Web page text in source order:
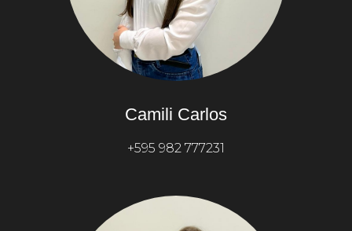
Camili Carlos
+595 982 777231